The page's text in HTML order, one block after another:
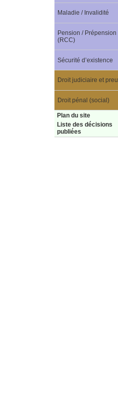
Maladie / Invalidité
Pension / Prépension
(RCC)
Sécurité d’existence
Droit judiciaire et
Droit pénal (social)
Plan du site
Liste des décisions
publiées